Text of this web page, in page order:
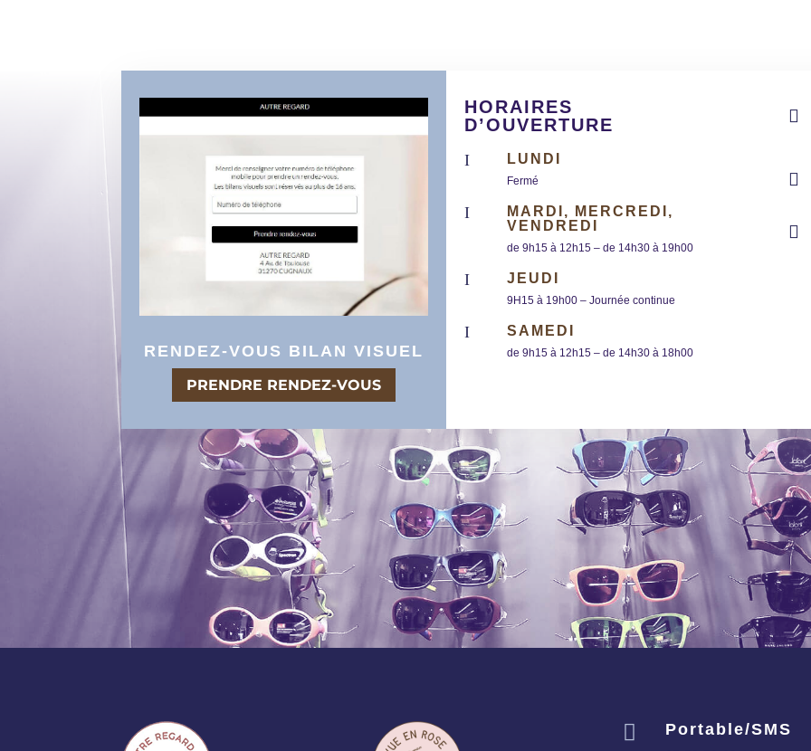
RENDEZ-VOUS BILAN VISUEL
PRENDRE RENDEZ-VOUS
HORAIRES
D’OUVERTURE
I LUNDI
Fermé
I
MARDI, MERCREDI,
VENDREDI
de 9h15 à 12h15 – de 14h30 à 19h00
I JEUDI
9H15 à 19h00 – Journée continue
I SAMEDI
de 9h15 à 12h15 – de 14h30 à 18h00



 Portable/SMS